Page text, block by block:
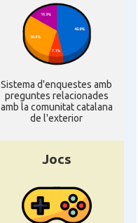
Sistema d'enquestes amb
preguntes relacionades
amb la comunitat catalana
de l'exterior
Jocs